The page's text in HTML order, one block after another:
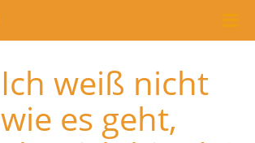
Ich weiß nicht
wie es geht,